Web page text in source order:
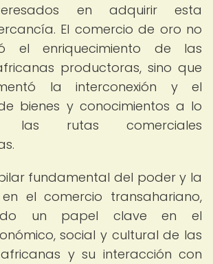
en adquirir esta
El comercio de oro no
el enriquecimiento de las
productoras, sino que
la interconexión y el
bienes y conocimientos a lo
rutas comerciales
fundamental del poder y la
el comercio transahariano,
un papel clave en el
social y cultural de las
africanas y su interacción con